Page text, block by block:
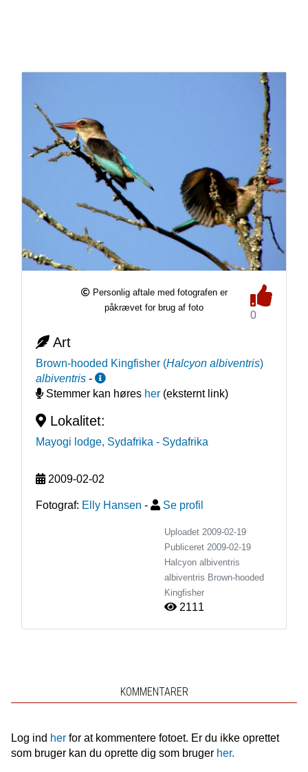
Personlig aftale med fotografen er
påkrævet for brug af foto
0
Art
Brown-hooded Kingfisher (Halcyon albiventris)
albiventris -
Stemmer kan høres her(eksternt link)
Lokalitet:
Mayogi lodge, Sydafrika - Sydafrika
2009-02-02
Fotograf: Elly Hansen - Se profil
Uploadet 2009-02-19
Publiceret 2009-02-19
Halcyon albiventris
albiventris Brown-hooded
Kingfisher
2111
KOMMENTARER
Log ind herfor at kommentere fotoet. Er du ikke oprettet
som bruger kan du oprette dig som bruger her.